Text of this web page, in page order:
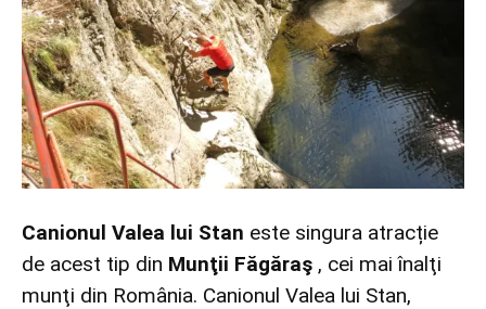
Canionul Valea lui Stan este singura atracție
de acest tip din Munţii Făgăraş , cei mai înalţi
munţi din România. Canionul Valea lui Stan,